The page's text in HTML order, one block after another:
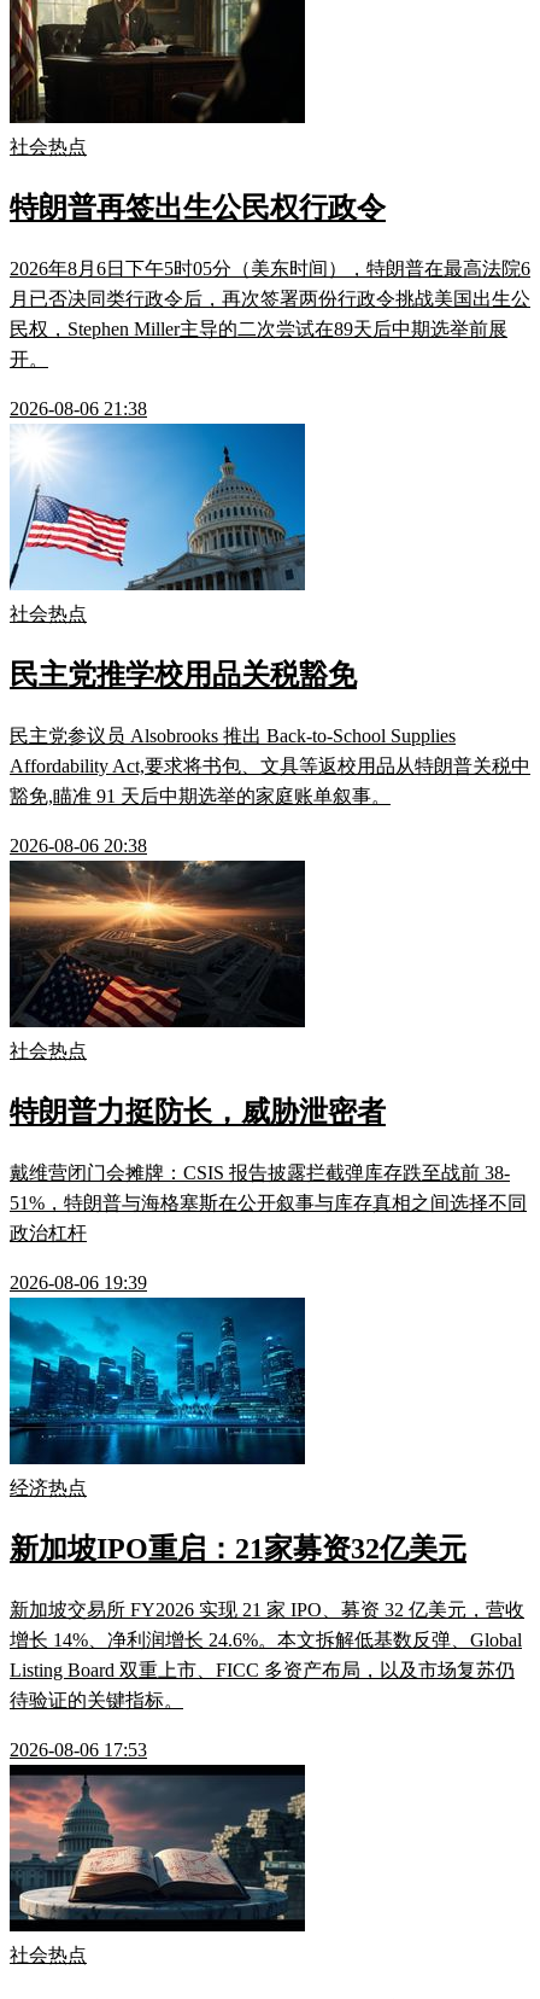
社会热点
特朗普再签出生公民权行政令
2026年8月6日下午5时05分（美东时间），特朗普在最高法院6
月已否决同类行政令后，再次签署两份行政令挑战美国出生公
民权，Stephen Miller主导的二次尝试在89天后中期选举前展
开。
2026-08-06 21:38
社会热点
民主党推学校用品关税豁免
民主党参议员 Alsobrooks 推出 Back-to-School Supplies
Affordability Act,要求将书包、文具等返校用品从特朗普关税中
豁免,瞄准 91 天后中期选举的家庭账单叙事。
2026-08-06 20:38
社会热点
特朗普力挺防长，威胁泄密者
戴维营闭门会摊牌：CSIS 报告披露拦截弹库存跌至战前 38-
51%，特朗普与海格塞斯在公开叙事与库存真相之间选择不同
政治杠杆
2026-08-06 19:39
经济热点
新加坡IPO重启：21家募资32亿美元
新加坡交易所 FY2026 实现 21 家 IPO、募资 32 亿美元，营收
增长 14%、净利润增长 24.6%。本文拆解低基数反弹、Global
Listing Board 双重上市、FICC 多资产布局，以及市场复苏仍
待验证的关键指标。
2026-08-06 17:53
社会热点